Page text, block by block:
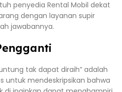
penyedia Rental Mobil dekat
dengan layanan supir
jawabannya.
tak dapat diraih” adalah
untuk mendeskripsikan bahwa